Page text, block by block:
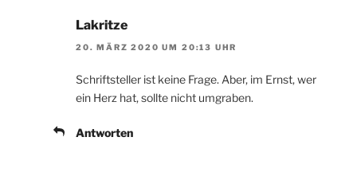
Lakritze
20. MÄRZ 2020 UM 20:13 UHR
Schriftsteller ist keine Frage. Aber, im Ernst, wer
ein Herz hat, sollte nicht umgraben.
Antworten